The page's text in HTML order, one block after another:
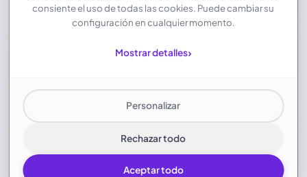
consiente el uso de todas las cookies. Puede cambiar su
configuración en cualquier momento.
Mostrar detalles›
Personalizar
Rechazar todo
Aceptar todo
€ / TB
134,50
Los precios no incluyen el IVA aplicable. Descuentos por volumen
aplicados automáticamente.